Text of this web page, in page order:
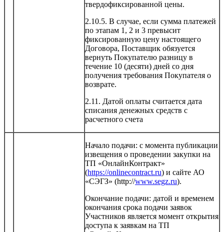
твердофиксированной цены.
2.10.5. В случае, если сумма платежей
по этапам 1, 2 и 3 превысит
фиксированную цену настоящего
Договора, Поставщик обязуется
вернуть Покупателю разницу в
течение 10 (десяти) дней со дня
получения требования Покупателя о
возврате.
2.11. Датой оплаты считается дата
списания денежных средств с
расчетного счета
Начало подачи: с момента публикации
извещения о проведении закупки на
ТП «ОнлайнКонтракт»
(https://onlinecontract.ru) и сайте АО
«СЭГЗ» (http://www.segz.ru).
Окончание подачи: датой и временем
окончания срока подачи заявок
Участников является момент открытия
доступа к заявкам на ТП